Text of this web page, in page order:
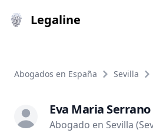
Legaline
Abogados en España Sevilla
Eva Maria
Abogado en Sevilla